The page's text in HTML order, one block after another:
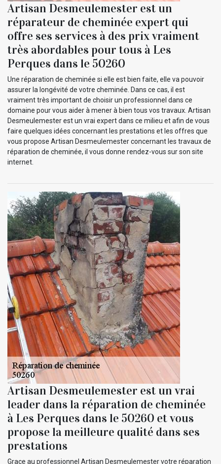
Artisan Desmeulemester est un
réparateur de cheminée expert qui
offre ses services à des prix vraiment
très abordables pour tous à Les
Perques dans le 50260
Une réparation de cheminée si elle est bien faite, elle va pouvoir
assurer la longévité de votre cheminée. Dans ce cas, il est
vraiment très important de choisir un professionnel dans ce
domaine pour vous aider à mener à bien tous vos travaux. Artisan
Desmeulemester est un vrai expert dans ce milieu et afin de vous
faire quelques idées concernant les prestations et les offres que
vous propose Artisan Desmeulemester concernant les travaux de
réparation de cheminée, il vous donne rendez-vous sur son site
internet.
Artisan Desmeulemester est un vrai
leader dans la réparation de cheminée
à Les Perques dans le 50260 et vous
propose la meilleure qualité dans ses
prestations
Grace au professionnel Artisan Desmeulemester votre réparation